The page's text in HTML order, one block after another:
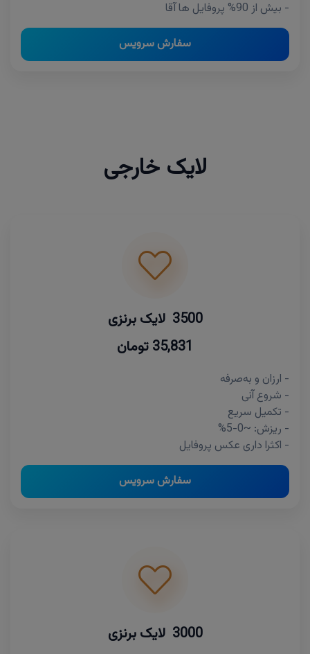
- بیش از 90% پروفایل ها آقا
سفارش سرویس
لایک خارجی
3500 لایک برنزی
35,831 تومان
- ارزان و به‌صرفه
- شروع آنی
- تکمیل سریع
- ریزش: ~0-5%
- اکثرا داری عکس پروفایل
سفارش سرویس
3000 لایک برنزی